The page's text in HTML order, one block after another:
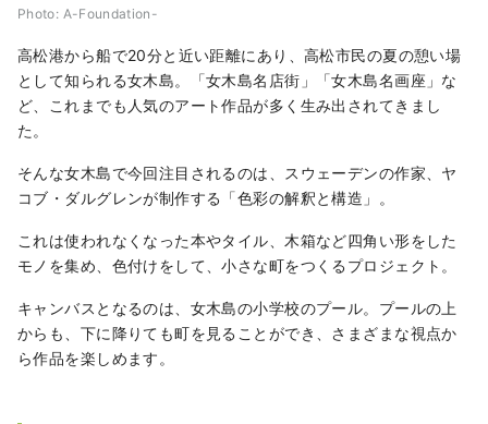
Photo: A-Foundation-
高松港から船で20分と近い距離にあり、高松市民の夏の憩い場
として知られる女木島。「女木島名店街」「女木島名画座」な
ど、これまでも人気のアート作品が多く生み出されてきまし
た。
そんな女木島で今回注目されるのは、スウェーデンの作家、ヤ
コブ・ダルグレンが制作する「色彩の解釈と構造」。
これは使われなくなった本やタイル、木箱など四角い形をした
モノを集め、色付けをして、小さな町をつくるプロジェクト。
キャンバスとなるのは、女木島の小学校のプール。プールの上
からも、下に降りても町を見ることができ、さまざまな視点か
ら作品を楽しめます。